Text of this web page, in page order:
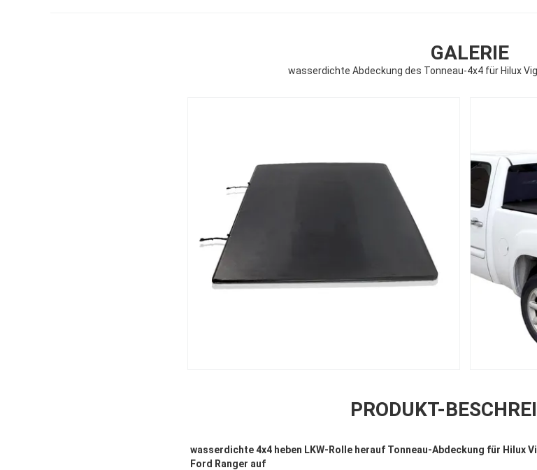
GALERIE
wasserdichte Abdeckung des Tonneau-4x4 für Hilux
PRODUKT-
wasserdichte 4x4 heben LKW-Rolle herauf Tonneau-Abdeckung für Hilux
Ford Ranger auf